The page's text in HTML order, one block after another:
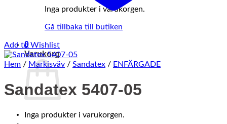
Inga produkter i varukorgen.
Gå tillbaka till butiken
0
Varukorg
Inga produkter i varukorgen.
Add to Wishlist
Hem / Markisväv / Sandatex / ENFÄRGADE
Sandatex 5407-05